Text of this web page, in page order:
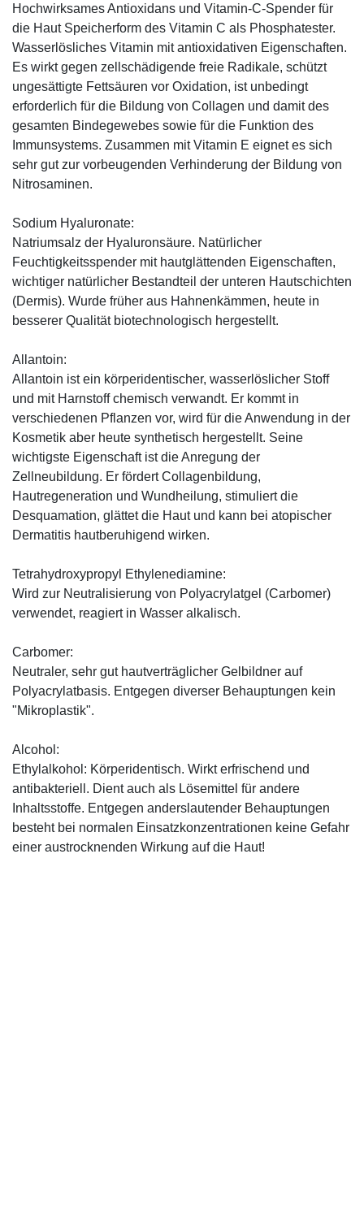
Hochwirksames Antioxidans und Vitamin-C-Spender für
die Haut Speicherform des Vitamin C als Phosphatester.
Wasserlösliches Vitamin mit antioxidativen Eigenschaften.
Es wirkt gegen zellschädigende freie Radikale, schützt
ungesättigte Fettsäuren vor Oxidation, ist unbedingt
erforderlich für die Bildung von Collagen und damit des
gesamten Bindegewebes sowie für die Funktion des
Immunsystems. Zusammen mit Vitamin E eignet es sich
sehr gut zur vorbeugenden Verhinderung der Bildung von
Nitrosaminen.
Sodium Hyaluronate:
Natriumsalz der Hyaluronsäure. Natürlicher
Feuchtigkeitsspender mit hautglättenden Eigenschaften,
wichtiger natürlicher Bestandteil der unteren Hautschichten
(Dermis). Wurde früher aus Hahnenkämmen, heute in
besserer Qualität biotechnologisch hergestellt.
Allantoin:
Allantoin ist ein körperidentischer, wasserlöslicher Stoff
und mit Harnstoff chemisch verwandt. Er kommt in
verschiedenen Pflanzen vor, wird für die Anwendung in der
Kosmetik aber heute synthetisch hergestellt. Seine
wichtigste Eigenschaft ist die Anregung der
Zellneubildung. Er fördert Collagenbildung,
Hautregeneration und Wundheilung, stimuliert die
Desquamation, glättet die Haut und kann bei atopischer
Dermatitis hautberuhigend wirken.
Tetrahydroxypropyl Ethylenediamine:
Wird zur Neutralisierung von Polyacrylatgel (Carbomer)
verwendet, reagiert in Wasser alkalisch.
Carbomer:
Neutraler, sehr gut hautverträglicher Gelbildner auf
Polyacrylatbasis. Entgegen diverser Behauptungen kein
"Mikroplastik".
Alcohol:
Ethylalkohol: Körperidentisch. Wirkt erfrischend und
antibakteriell. Dient auch als Lösemittel für andere
Inhaltsstoffe. Entgegen anderslautender Behauptungen
besteht bei normalen Einsatzkonzentrationen keine Gefahr
einer austrocknenden Wirkung auf die Haut!